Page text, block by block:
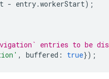
- entry.workerStart);
entries to be
, buffered : true});